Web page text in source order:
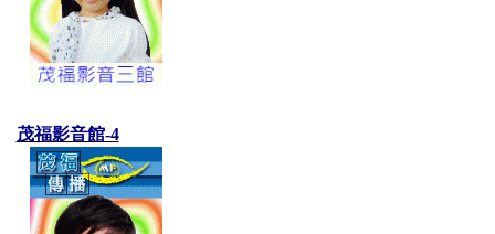
茂福影音館-4